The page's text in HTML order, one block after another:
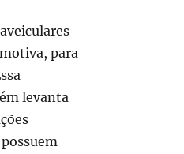
para
levanta